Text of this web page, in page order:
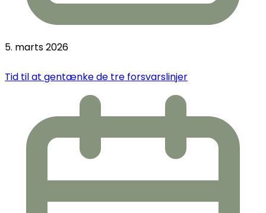
5. marts 2026
Tid til at gentænke de tre forsvarslinjer